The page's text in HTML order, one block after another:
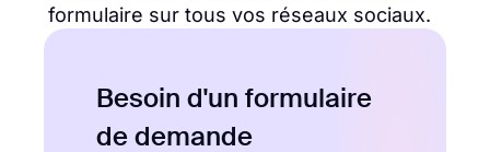
formulaire sur tous vos réseaux sociaux.
Besoin d'un formulaire
de demande